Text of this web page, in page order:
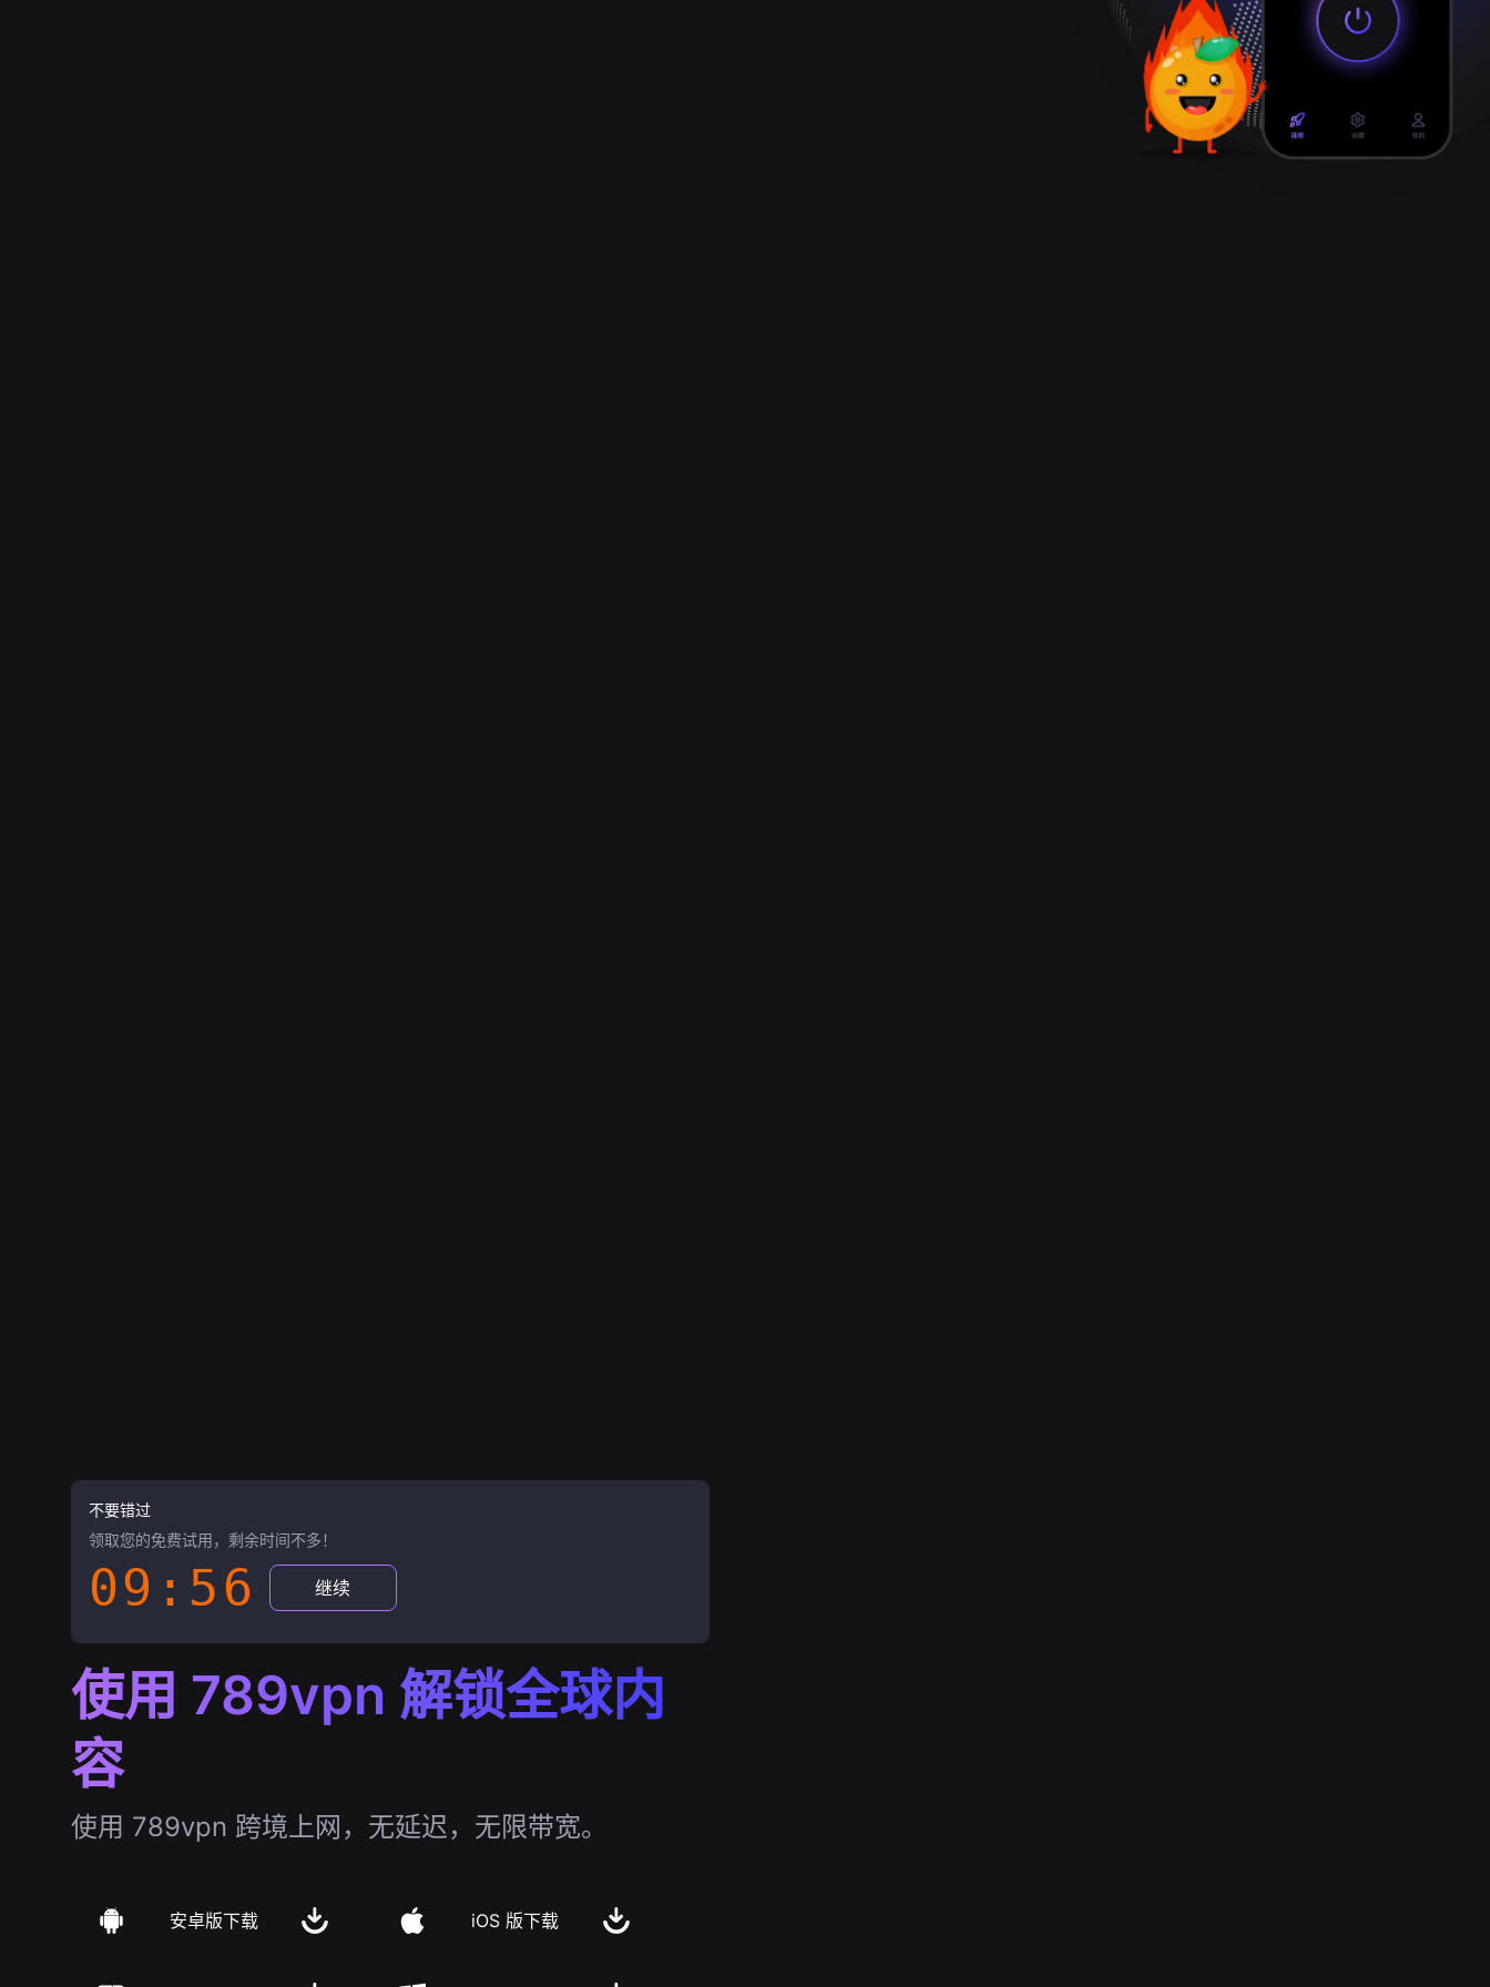
不要错过
领取您的免费试用，剩余时间不多！
09:55 继续
使用 789vpn 解锁全球内
容
使用 789vpn 跨境上网，无延迟，无限带宽。
安卓版下载 iOS 版下载